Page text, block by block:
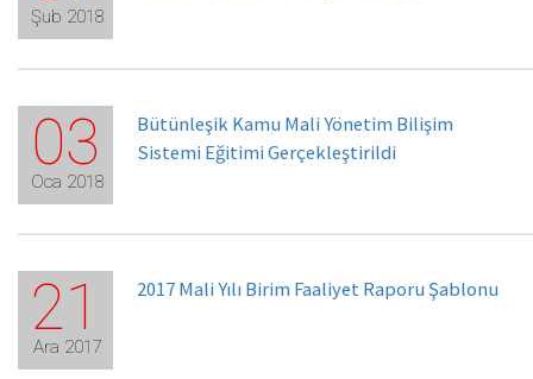
Şub 2018
03
Oca 2018
Bütünleşik Kamu Mali Yönetim Bilişim
Sistemi Eğitimi Gerçekleştirildi
21
Ara 2017
2017 Mali Yılı Birim Faaliyet Raporu Şablonu